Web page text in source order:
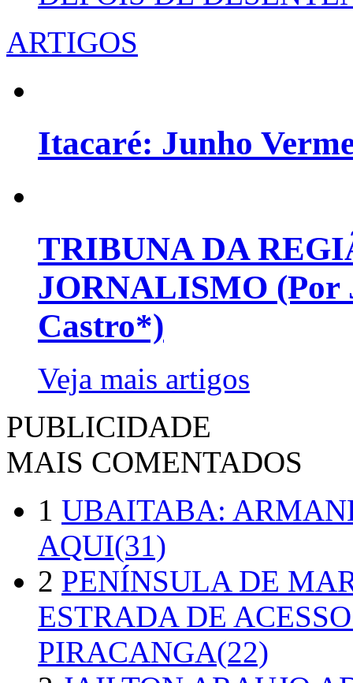
ARTIGOS
Itacaré: Junho
TRIBUNA DA
JORNALISMO (Por
Castro*)
Veja mais artigos
PUBLICIDADE
MAIS COMENTADOS
1 UBAITABA:
AQUI(31)
2 PENÍNSULA DE
ESTRADA DE
PIRACANGA(22)